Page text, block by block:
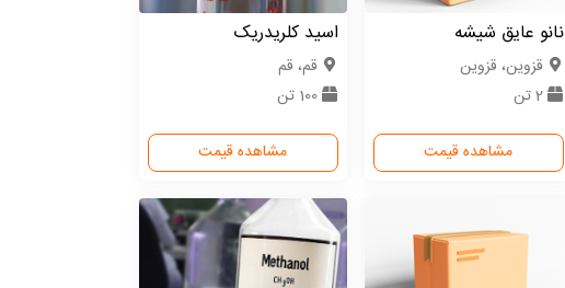
نانو عایق شیشه
قزوین، قزوین
2 تن
مشاهده قیمت
اسید کلریدریک
قم، قم
100 تن
مشاهده قیمت